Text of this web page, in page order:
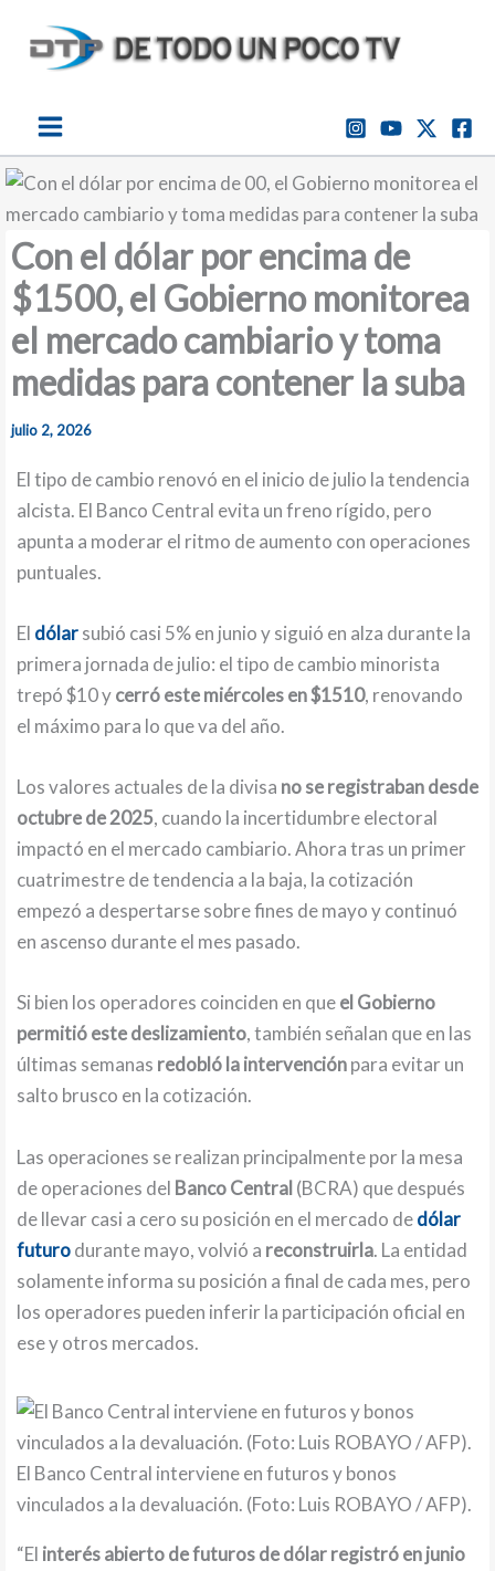
contenido
Con el dólar por encima de
$1500, el Gobierno monitorea
el mercado cambiario y toma
medidas para contener la suba
julio 2, 2026
El tipo de cambio renovó en el inicio de julio la tendencia
alcista. El Banco Central evita un freno rígido, pero
apunta a moderar el ritmo de aumento con operaciones
puntuales.
El dólarsubió casi 5% en junio y siguió en alza durante la
primera jornada de julio: el tipo de cambio minorista
trepó $10 ycerró este miércoles en $1510, renovando
el máximo para lo que va del año.
Los valores actuales de la divisa no se registraban desde
octubre de 2025, cuando la incertidumbre electoral
impactó en el mercado cambiario. Ahora tras un primer
cuatrimestre de tendencia a la baja, la cotización
empezó a despertarse sobre fines de mayo y continuó
en ascenso durante el mes pasado.
Si bien los operadores coinciden en queel Gobierno
permitió este deslizamiento, también señalan que en las
últimas semanas redobló la intervenciónpara evitar un
salto brusco en la cotización.
Las operaciones se realizan principalmente por la mesa
de operaciones del Banco Central(BCRA) que después
de llevar casi a cero su posición en el mercado dedólar
futurodurante mayo, volvió a reconstruirla. La entidad
solamente informa su posición a final de cada mes, pero
los operadores pueden inferir la participación oficial en
ese y otros mercados.
El Banco Central interviene en futuros y bonos
vinculados a la devaluación. (Foto: Luis ROBAYO / AFP).
“El interés abierto de futuros de dólar registró en junio